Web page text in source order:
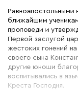
Равноапостольными
ближайшим
проповеди и
Первой заслугой
жестоких гонений
своего сына
другие юноши
воспитывались в
Креста Господня.